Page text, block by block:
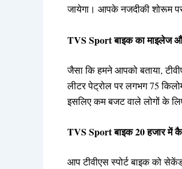
जायेगा। आपके नजदीकी शोरूम
TVS Sport बाइक का माइलेज
जैसा कि हमने आपको बताया,
लीटर पेट्रोल पर लगभग 75
इसलिए कम बजट वाले लोगों के
TVS Sport बाइक 20 हजार में
आप टीवीएस स्पोर्ट बाइक को